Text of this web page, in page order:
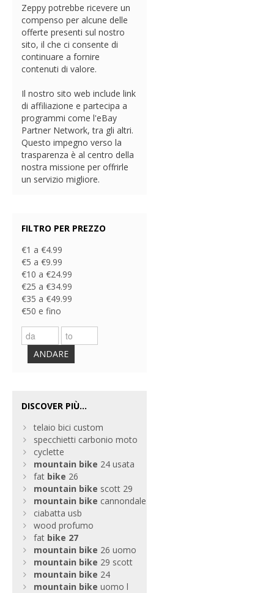
Zeppy potrebbe ricevere un
compenso per alcune delle
offerte presenti sul nostro
sito, il che ci consente di
continuare a fornire
contenuti di valore.
Il nostro sito web include link
di affiliazione e partecipa a
programmi come l'eBay
Partner Network, tra gli altri.
Questo impegno verso la
trasparenza è al centro della
nostra missione per offrirle
un servizio migliore.
FILTRO PER PREZZO
€1 a €4.99
€5 a €9.99
€10 a €24.99
€25 a €34.99
€35 a €49.99
€50 e fino
ANDARE
DISCOVER PIÙ...
telaio bici custom
specchietti carbonio moto
cyclette
mountain bike 24 usata
fat bike 26
mountain bike scott 29
mountain bike cannondale
ciabatta usb
wood profumo
fat bike 27
mountain bike 26 uomo
mountain bike 29 scott
mountain bike 24
mountain bike uomo l